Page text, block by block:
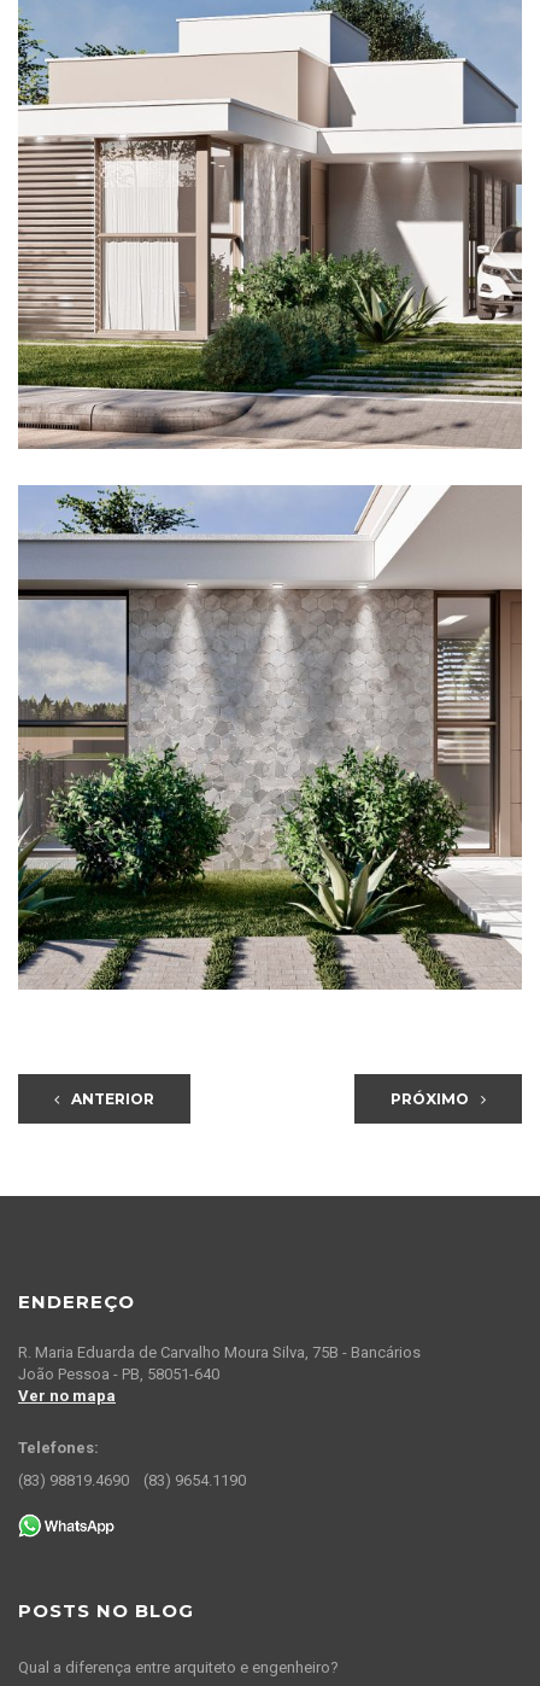
ANTERIOR PRÓXIMO
ENDEREÇO
R. Maria Eduarda de Carvalho Moura Silva, 75B - Bancários
João Pessoa - PB, 58051-640
Ver no mapa
Telefones:
(83) 98819.4690
(83) 9654.1190
POSTS NO BLOG
Qual a diferença entre arquiteto e engenheiro?